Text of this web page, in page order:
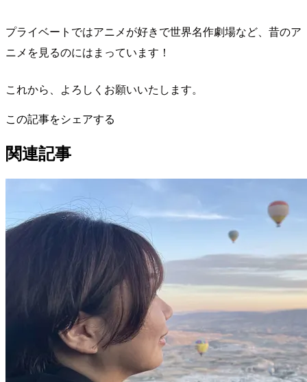
プライベートではアニメが好きで世界名作劇場など、昔のア
ニメを見るのにはまっています！
これから、よろしくお願いいたします。
この記事をシェアする
関連記事